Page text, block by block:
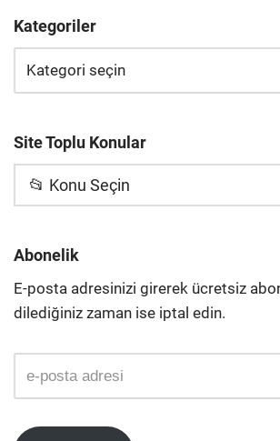
Kategoriler
Site Toplu Konular
📂 Konu Seçin
Abonelik
E-posta adresinizi girerek ücretsiz
dilediğiniz zaman ise iptal edin.